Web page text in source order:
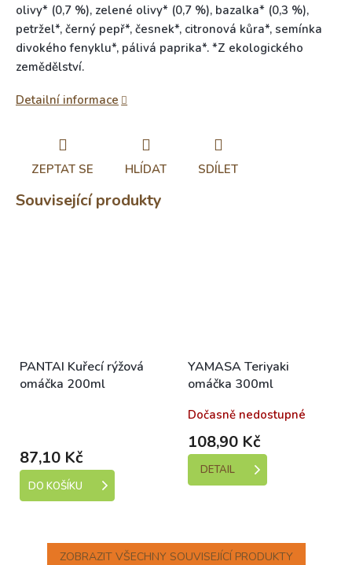
olivy* (0,7 %), zelené olivy* (0,7 %), bazalka* (0,3 %),
petržel*, černý pepř*, česnek*, citronová kůra*, semínka
divokého fenyklu*, pálivá paprika*. *Z ekologického
zemědělství.
Detailní informace
ZEPTAT SE HLÍDAT SDÍLET
Související produkty
PANTAI Kuřecí rýžová
omáčka 200ml
87,10 Kč
DO KOŠÍKU
YAMASA Teriyaki
omáčka 300ml
Dočasně nedostupné
108,90 Kč
DETAIL
ZOBRAZIT VŠECHNY SOUVISEJÍCÍ PRODUKTY